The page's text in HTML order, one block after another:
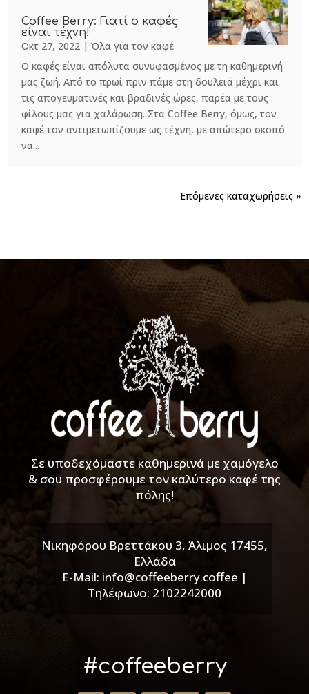
Coffee Berry: Γιατί ο καφές
είναι τέχνη!
Οκτ 27, 2022 |Όλα για τον καφέ
Ο καφές είναι απόλυτα συνυφασμένος με τη καθημερινή
μας ζωή. Από το πρωί πριν πάμε στη δουλειά μέχρι και
τις απογευματινές και βραδινές ώρες, παρέα με τους
φίλους μας για χαλάρωση. Στα Coffee Berry, όμως, τον
καφέ τον αντιμετωπίζουμε ως τέχνη, με απώτερο σκοπό
να...
Επόμενες καταχωρήσεις »
Σε υποδεχόμαστε καθημερινά με χαμόγελο
& σου προσφέρουμε τον καλύτερο καφέ της
πόλης!
Νικηφόρου Βρεττάκου 3, Άλιμος 17455,
Ελλάδα
E-Mail: info@coffeeberry.coffee |
Τηλέφωνο: 2102242000
#coffeeberry